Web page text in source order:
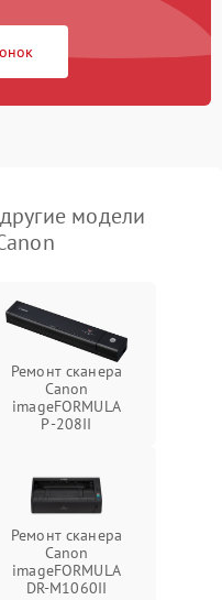
модели
Ремонт сканера
Canon
imageFORMULA
P‑208II
Ремонт сканера
Canon
imageFORMULA
DR‑M1060II